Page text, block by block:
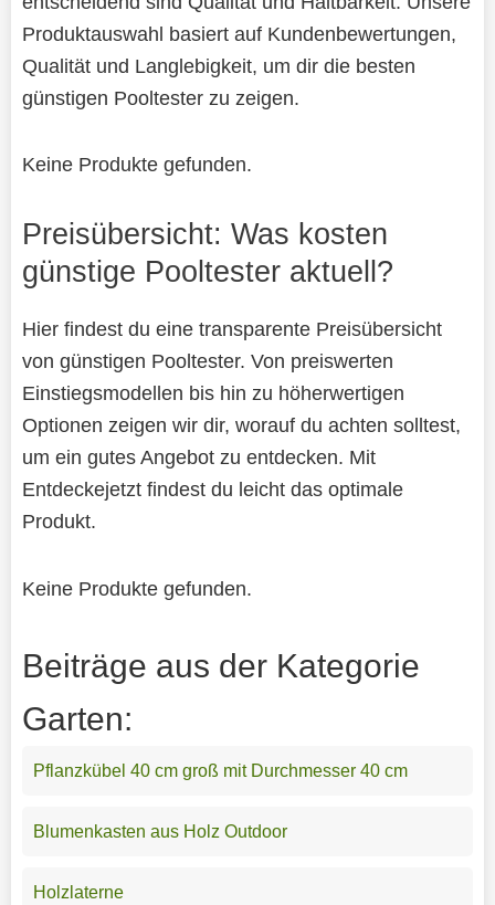
Produktauswahl basiert auf Kundenbewertungen,
Qualität und Langlebigkeit, um dir die besten
günstigen Pooltester zu zeigen.
Keine Produkte gefunden.
Preisübersicht: Was kosten
günstige Pooltester aktuell?
Hier findest du eine transparente Preisübersicht
von günstigen Pooltester. Von preiswerten
Einstiegsmodellen bis hin zu höherwertigen
Optionen zeigen wir dir, worauf du achten solltest,
um ein gutes Angebot zu entdecken. Mit
Entdeckejetzt findest du leicht das optimale
Produkt.
Keine Produkte gefunden.
Beiträge aus der Kategorie
Garten:
Pflanzkübel 40 cm groß mit Durchmesser 40 cm
Blumenkasten aus Holz Outdoor
Holzlaterne